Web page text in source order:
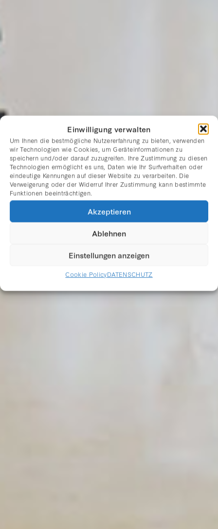
Einwilligung verwalten
Um Ihnen die bestmögliche Nutzererfahrung zu bieten, verwenden
wir Technologien wie Cookies, um Geräteinformationen zu
speichern und/oder darauf zuzugreifen. Ihre Zustimmung zu diesen
Technologien ermöglicht es uns, Daten wie Ihr Surfverhalten oder
eindeutige Kennungen auf dieser Website zu verarbeiten. Die
Verweigerung oder der Widerruf Ihrer Zustimmung kann bestimmte
Funktionen beeinträchtigen.
Akzeptieren
Ablehnen
Einstellungen anzeigen
Cookie PolicyDATENSCHUTZ
WESTERN MAGIC